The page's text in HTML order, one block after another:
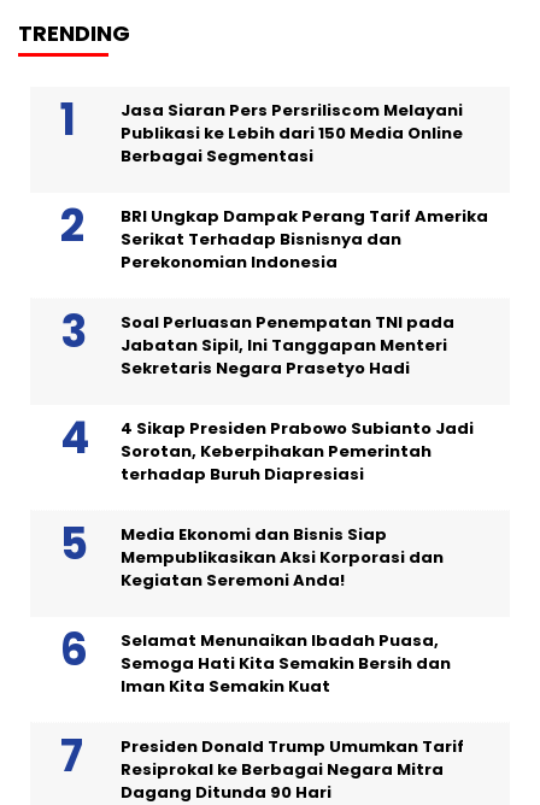
TRENDING
Jasa Siaran Pers Persriliscom Melayani
Publikasi ke Lebih dari 150 Media Online
Berbagai Segmentasi
BRI Ungkap Dampak Perang Tarif Amerika
Serikat Terhadap Bisnisnya dan
Perekonomian Indonesia
Soal Perluasan Penempatan TNI pada
Jabatan Sipil, Ini Tanggapan Menteri
Sekretaris Negara Prasetyo Hadi
4 Sikap Presiden Prabowo Subianto Jadi
Sorotan, Keberpihakan Pemerintah
terhadap Buruh Diapresiasi
Media Ekonomi dan Bisnis Siap
Mempublikasikan Aksi Korporasi dan
Kegiatan Seremoni Anda!
Selamat Menunaikan Ibadah Puasa,
Semoga Hati Kita Semakin Bersih dan
Iman Kita Semakin Kuat
Presiden Donald Trump Umumkan Tarif
Resiprokal ke Berbagai Negara Mitra
Dagang Ditunda 90 Hari